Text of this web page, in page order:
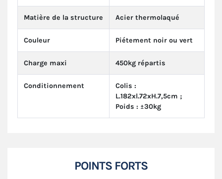
Matière de la structure Acier thermolaqué
Couleur Piétement noir ou vert
Charge maxi 450kg répartis
Conditionnement
Colis :
L.182xl.72xH.7,5cm ;
Poids : ±30kg
POINTS FORTS